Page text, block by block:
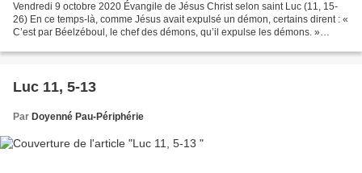
Vendredi 9 octobre 2020 Évangile de Jésus Christ selon saint Luc (11, 15-
26) En ce temps-là, comme Jésus avait expulsé un démon, certains dirent : «
C’est par Béelzéboul, le chef des démons, qu’il expulse les démons. »
Luc 11, 5-13
Par Doyenné Pau-Périphérie